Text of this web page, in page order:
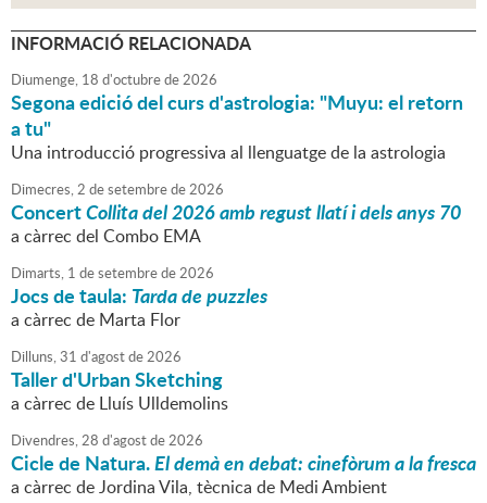
INFORMACIÓ RELACIONADA
Diumenge, 18 d'octubrede2026
Segona edició del curs d'astrologia: "Muyu: el retorn
a tu"
Una introducció progressiva al llenguatge de la astrologia
Dimecres,2 desetembrede2026
ConcertCollita del 2026 amb regust llatí i dels anys 70
a càrrec del Combo EMA
Dimarts, 1 desetembrede2026
Jocs de taula: Tarda de puzzles
a càrrec de Marta Flor
Dilluns,31 d'agostde2026
Taller d'Urban Sketching
a càrrec de Lluís Ulldemolins
Divendres,28 d'agostde2026
Cicle de Natura.El demà en debat: cinefòrum a la fresca
a càrrec de Jordina Vila, tècnica de Medi Ambient